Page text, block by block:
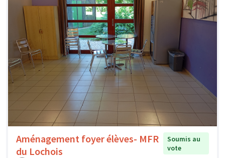
Aménagement foyer élèves- MFR
du Lochois
Soumis au
vote